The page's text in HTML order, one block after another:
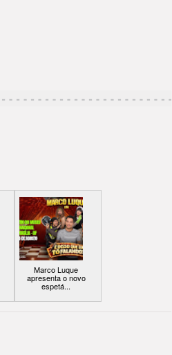
Marco Luque
apresenta o novo
espetá...